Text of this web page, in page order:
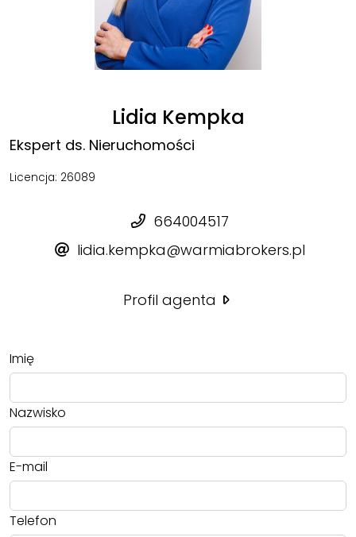
Lidia Kempka
Ekspert ds. Nieruchomości
Licencja: 26089
664004517
lidia.kempka@warmiabrokers.pl
Profil agenta
Imię
Nazwisko
E-mail
Telefon